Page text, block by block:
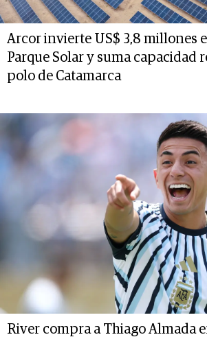
Arcor invierte US$ 3,8 millones
Parque Solar y suma capacidad
polo de Catamarca
River compra a Thiago Almada